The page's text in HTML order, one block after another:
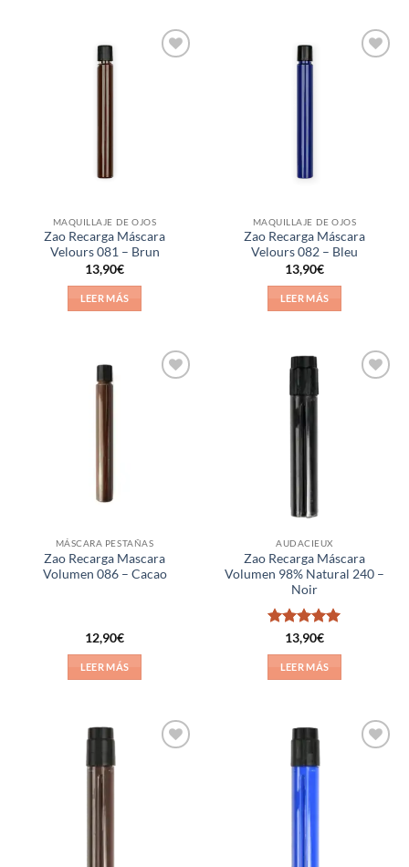
MAQUILLAJE DE OJOS
Zao Recarga Máscara
Velours 081 – Brun
13,90€
LEER MÁS
MAQUILLAJE DE OJOS
Zao Recarga Máscara
Velours 082 – Bleu
13,90€
LEER MÁS
MÁSCARA PESTAÑAS
Zao Recarga Mascara
Volumen 086 – Cacao
12,90€
LEER MÁS
AUDACIEUX
Zao Recarga Máscara
Volumen 98% Natural 240 –
Noir
Valorado
con5de 5
13,90€
LEER MÁS